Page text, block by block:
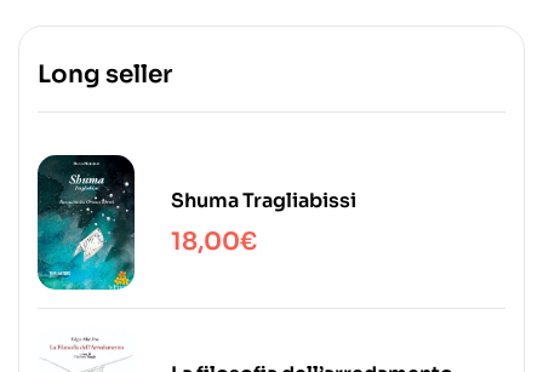
Long seller
Shuma Tragliabissi
18,00€